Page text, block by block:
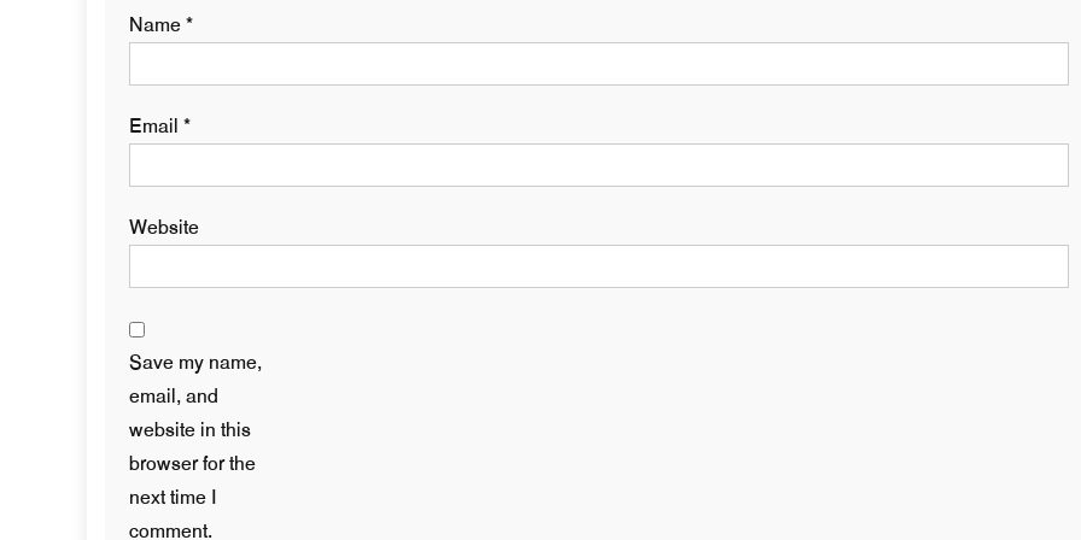
Name*
Email *
Website
Save my name,
email, and
website in this
browser for the
next time I
comment.